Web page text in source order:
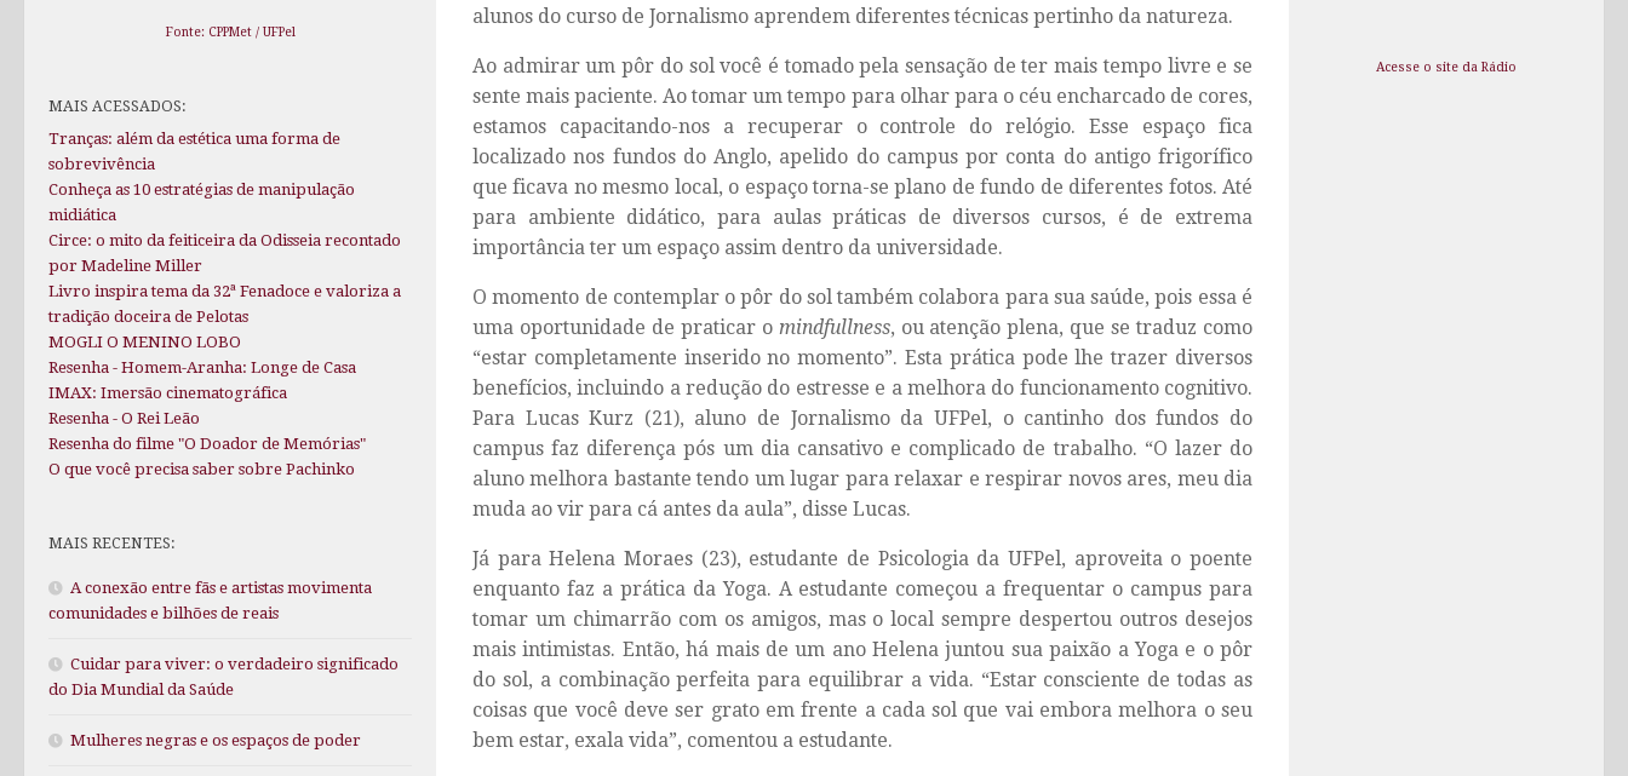
alunos do curso de Jornalismo aprendem diferentes técnicas pertinho da natureza.
Ao admirar um pôr do sol você é tomado pela sensação de ter mais tempo livre e se
sente mais paciente. Ao tomar um tempo para olhar para o céu encharcado de cores,
estamos capacitando-nos a recuperar o controle do relógio. Esse espaço fica
localizado nos fundos do Anglo, apelido do campus por conta do antigo frigorífico
que ficava no mesmo local, o espaço torna-se plano de fundo de diferentes fotos. Até
para ambiente didático, para aulas práticas de diversos cursos, é de extrema
importância ter um espaço assim dentro da universidade.
O momento de contemplar o pôr do sol também colabora para sua saúde, pois essa é
uma oportunidade de praticar o mindfullness, ou atenção plena, que se traduz como
“estar completamente inserido no momento”. Esta prática pode lhe trazer diversos
benefícios, incluindo a redução do estresse e a melhora do funcionamento cognitivo.
Para Lucas Kurz (21), aluno de Jornalismo da UFPel, o cantinho dos fundos do
campus faz diferença pós um dia cansativo e complicado de trabalho. “O lazer do
aluno melhora bastante tendo um lugar para relaxar e respirar novos ares, meu dia
muda ao vir para cá antes da aula”, disse Lucas.
Já para Helena Moraes (23), estudante de Psicologia da UFPel, aproveita o poente
enquanto faz a prática da Yoga. A estudante começou a frequentar o campus para
tomar um chimarrão com os amigos, mas o local sempre despertou outros desejos
mais intimistas. Então, há mais de um ano Helena juntou sua paixão a Yoga e o pôr
do sol, a combinação perfeita para equilibrar a vida. “Estar consciente de todas as
coisas que você deve ser grato em frente a cada sol que vai embora melhora o seu
bem estar, exala vida”, comentou a estudante.
Fonte: CPPMet / UFPel
MAIS ACESSADOS:
Tranças: além da estética uma forma de
sobrevivência
Conheça as 10 estratégias de manipulação
midiática
Circe: o mito da feiticeira da Odisseia recontado
por Madeline Miller
Livro inspira tema da 32ª Fenadoce e valoriza a
tradição doceira de Pelotas
MOGLI O MENINO LOBO
Resenha - Homem-Aranha: Longe de Casa
IMAX: Imersão cinematográfica
Resenha - O Rei Leão
Resenha do filme "O Doador de Memórias"
O que você precisa saber sobre Pachinko
MAIS RECENTES:
A conexão entre fãs e artistas movimenta
comunidades e bilhões de reais
Cuidar para viver: o verdadeiro significado
do Dia Mundial da Saúde
Mulheres negras e os espaços de poder
Acesse o site da Rádio